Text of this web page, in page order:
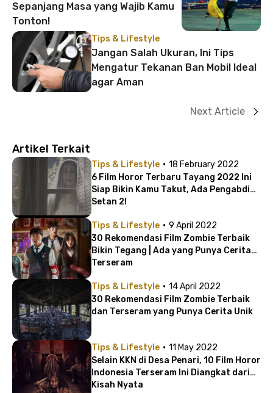
Sepanjang Masa yang Wajib Kamu
Tonton!
Tips & Lifestyle
Jangan Salah Ukuran, Ini Tips
Mengatur Tekanan Ban Mobil Ideal
agar Aman
Next Article
Artikel Terkait
Tips & Lifestyle · 18 February 2022
6 Film Horor Terbaru Tayang 2022 Ini
Siap Bikin Kamu Takut, Ada Pengabdi
Setan 2!
Tips & Lifestyle · 9 April 2022
30 Rekomendasi Film Zombie Terbaik
Bikin Tegang | Ada yang Punya Cerita
Terseram
Tips & Lifestyle · 14 April 2022
30 Rekomendasi Film Zombie Terbaik
dan Terseram yang Punya Cerita Unik
Tips & Lifestyle · 11 May 2022
Selain KKN di Desa Penari, 10 Film Horor
Indonesia Terseram Ini Diangkat dari
Kisah Nyata